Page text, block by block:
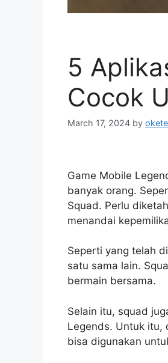
5
Cocok
March 17, 2024 by
Game Mobile
banyak orang.
Squad. Perlu
menandai
Seperti yang telah
satu sama lain.
bermain bersama.
Selain itu, squad
Legends. Untuk itu,
bisa digunakan